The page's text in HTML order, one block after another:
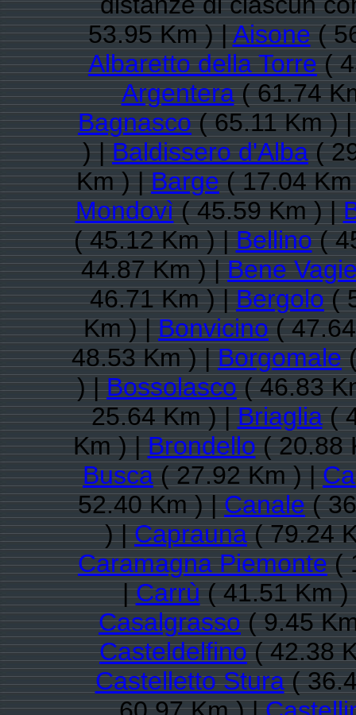
53.95 Km ) |Aisone(
Albaretto della Torre(
Argentera( 61.74
Bagnasco( 65.11 Km )
) |Baldissero d'Alba(
Km ) |Barge( 17.04
Mondovì( 45.59 Km ) |
( 45.12 Km ) |Bellino(
44.87 Km ) |Bene
46.71 Km ) |Bergolo(
Km ) |Bonvicino(
48.53 Km ) |Borgomale
) |Bossolasco( 46.83
25.64 Km ) |Briaglia(
Km ) |Brondello( 20.88
Busca( 27.92 Km ) |
52.40 Km ) |Canale(
) |Caprauna( 79.24
Caramagna Piemonte(
|Carrù( 41.51 Km
Casalgrasso( 9.45
Casteldelfino( 42.38
Castelletto Stura(